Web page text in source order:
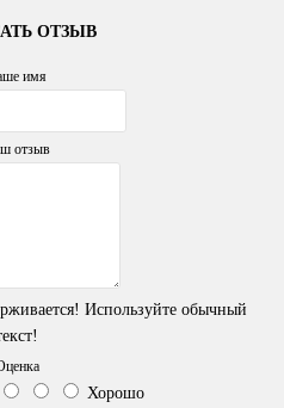
ОТЗЫВ
имя
отзыв
Используйте обычный
Хорошо